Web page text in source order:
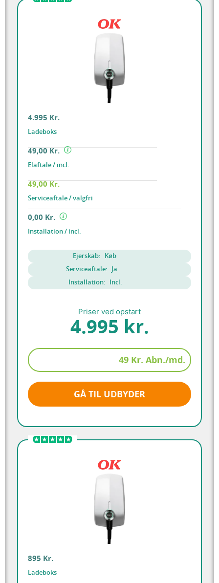
4.995 Kr.
Ladeboks
49,00 Kr.
Elaftale / incl.
49,00 Kr.
Serviceaftale / valgfri
0,00 Kr.
Installation / incl.
Ejerskab: Køb
Serviceaftale: Ja
Installation: Incl.
Priser ved opstart
4.995 kr.
49 Kr. Abn./md.
GÅ TIL UDBYDER
895 Kr.
Ladeboks